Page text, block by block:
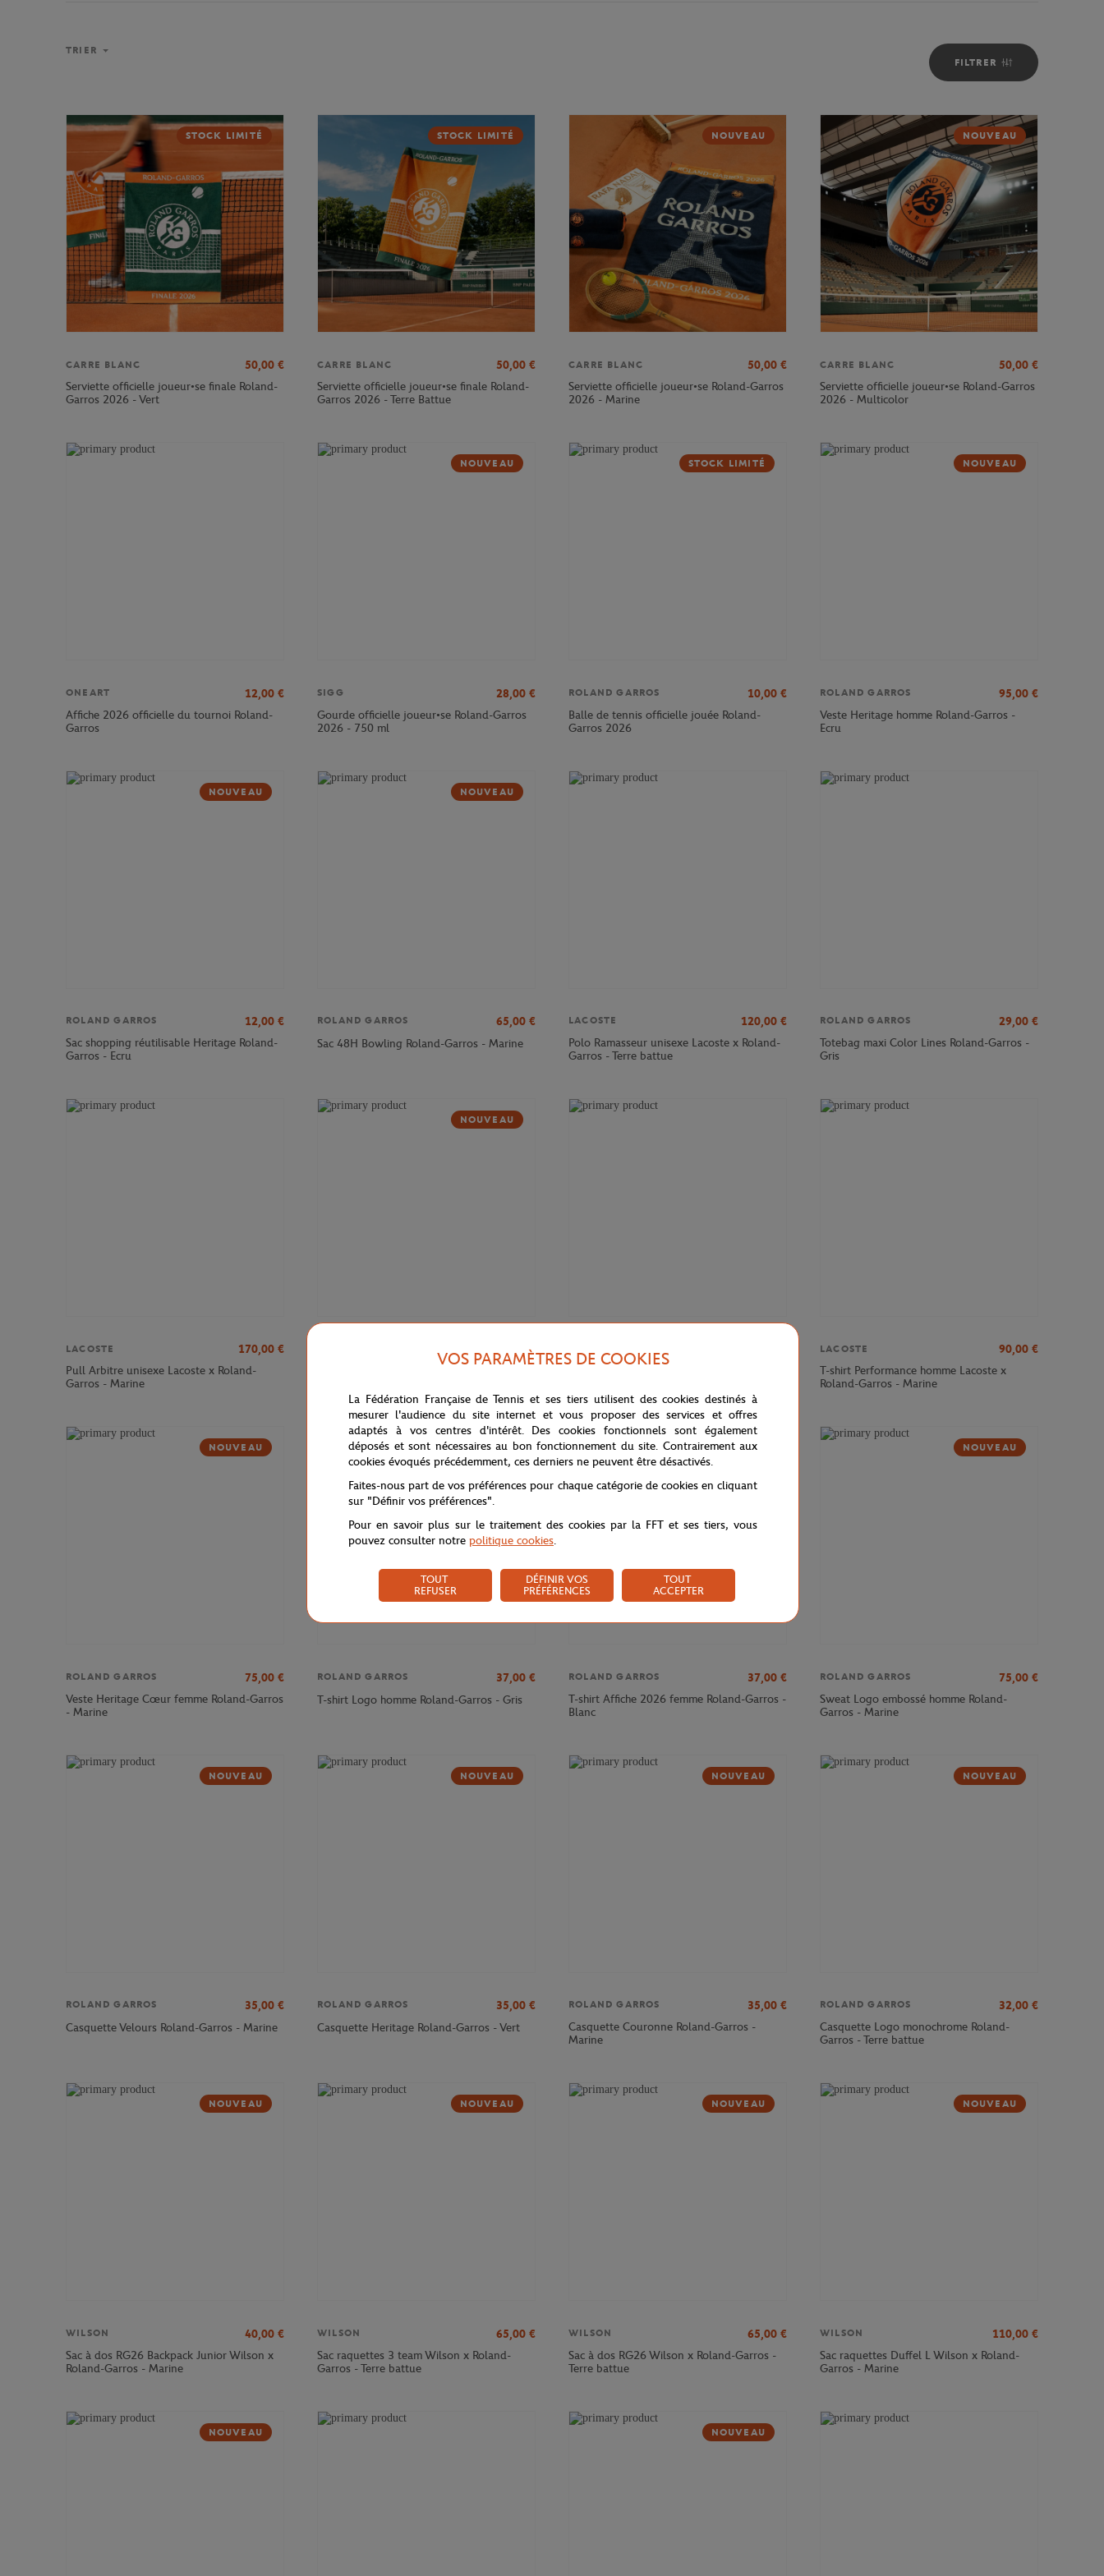
FILTRER
TRIER
STOCK LIMITÉ
CARRE BLANC 50,00 €
Serviette officielle joueur•se finale Roland-
Garros 2026 - Vert
STOCK LIMITÉ
CARRE BLANC 50,00 €
Serviette officielle joueur•se finale Roland-
Garros 2026 - Terre Battue
NOUVEAU
CARRE BLANC 50,00 €
Serviette officielle joueur•se Roland-Garros
2026 - Marine
NOUVEAU
CARRE BLANC 50,00 €
Serviette officielle joueur•se Roland-Garros
2026 - Multicolor
ONEART 12,00 €
Affiche 2026 officielle du tournoi Roland-
Garros
NOUVEAU
SIGG 28,00 €
Gourde officielle joueur•se Roland-Garros
2026 - 750 ml
STOCK LIMITÉ
ROLAND GARROS 10,00 €
Balle de tennis officielle jouée Roland-
Garros 2026
NOUVEAU
ROLAND GARROS 95,00 €
Veste Heritage homme Roland-Garros -
Ecru
NOUVEAU
ROLAND GARROS 12,00 €
Sac shopping réutilisable Heritage Roland-
Garros - Ecru
NOUVEAU
ROLAND GARROS 65,00 €
Sac 48H Bowling Roland-Garros - Marine
LACOSTE 120,00 €
Polo Ramasseur unisexe Lacoste x Roland-
Garros - Terre battue
ROLAND GARROS 29,00 €
Totebag maxi Color Lines Roland-Garros -
Gris
LACOSTE 170,00 €
Pull Arbitre unisexe Lacoste x Roland-
Garros - Marine
NOUVEAU
100,00 €
LACOSTE 90,00 €
T-shirt Performance homme Lacoste x
Roland-Garros - Marine
NOUVEAU
ROLAND GARROS 75,00 €
Veste Heritage Cœur femme Roland-Garros
- Marine
NOUVEAU
ROLAND GARROS 37,00 €
T-shirt Logo homme Roland-Garros - Gris
ROLAND GARROS 37,00 €
T-shirt Affiche 2026 femme Roland-Garros -
Blanc
NOUVEAU
ROLAND GARROS 75,00 €
Sweat Logo embossé homme Roland-
Garros - Marine
NOUVEAU
ROLAND GARROS 35,00 €
Casquette Velours Roland-Garros - Marine
NOUVEAU
ROLAND GARROS 35,00 €
Casquette Heritage Roland-Garros - Vert
NOUVEAU
ROLAND GARROS 35,00 €
Casquette Couronne Roland-Garros -
Marine
NOUVEAU
ROLAND GARROS 32,00 €
Casquette Logo monochrome Roland-
Garros - Terre battue
NOUVEAU
WILSON 40,00 €
Sac à dos RG26 Backpack Junior Wilson x
Roland-Garros - Marine
NOUVEAU
WILSON 65,00 €
Sac raquettes 3 team Wilson x Roland-
Garros - Terre battue
NOUVEAU
WILSON 65,00 €
Sac à dos RG26 Wilson x Roland-Garros -
Terre battue
NOUVEAU
WILSON 110,00 €
Sac raquettes Duffel L Wilson x Roland-
Garros - Marine
NOUVEAU NOUVEAU
VOS PARAMÈTRES DE COOKIES
La Fédération Française de Tennis et ses tiers utilisent des cookies destinés à
mesurer l'audience du site internet et vous proposer des services et offres
adaptés à vos centres d'intérêt. Des cookies fonctionnels sont également
déposés et sont nécessaires au bon fonctionnement du site. Contrairement aux
cookies évoqués précédemment, ces derniers ne peuvent être désactivés.
Faites-nous part de vos préférences pour chaque catégorie de cookies en cliquant
sur "Définir vos préférences".
Pour en savoir plus sur le traitement des cookies par la FFT et ses tiers, vous
pouvez consulter notre politique cookies.
TOUT
REFUSER
DÉFINIR VOS
PRÉFÉRENCES
TOUT
ACCEPTER